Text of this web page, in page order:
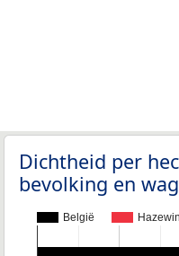
Dichtheid per
bevolking en
België